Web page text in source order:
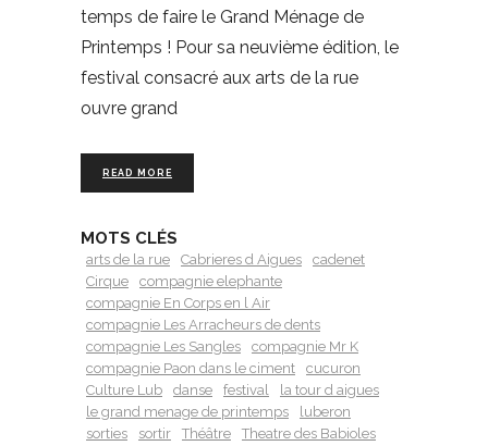
temps de faire le Grand Ménage de
Printemps ! Pour sa neuvième édition, le
festival consacré aux arts de la rue
ouvre grand
READ MORE
MOTS CLÉS
arts de la rue Cabrieres d Aigues
cadenet
Cirque
compagnie elephante
compagnie En Corps en l Air
compagnie Les Arracheurs de dents
compagnie Les Sangles
compagnie Mr K
compagnie Paon dans le ciment
cucuron
Culture Lub
danse festival
la tour d aigues
le grand menage de printemps
luberon
sorties
sortir Théâtre
Theatre des Babioles